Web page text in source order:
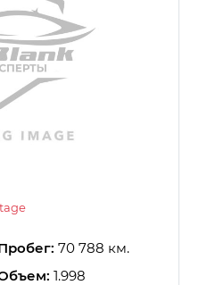
70 788 км.
1.998